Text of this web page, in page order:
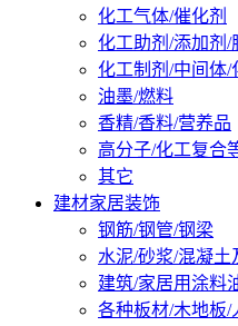
化工气体/催化剂
化工助剂/添加剂/
化工制剂/中间体/
油墨/燃料
香精/香料/营养品
高分子/化工复合
其它
建材家居装饰
钢筋/钢管/钢梁
水泥/砂浆/混凝土
建筑/家居用涂料
各种板材/木地板/